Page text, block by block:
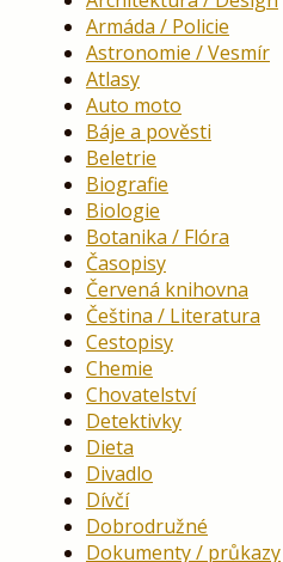
Armáda / Policie
Astronomie / Vesmír
Atlasy
Auto moto
Báje a pověsti
Beletrie
Biografie
Biologie
Botanika / Flóra
Časopisy
Červená knihovna
Čeština / Literatura
Cestopisy
Chemie
Chovatelství
Detektivky
Dieta
Divadlo
Dívčí
Dobrodružné
Dokumenty / průkazy